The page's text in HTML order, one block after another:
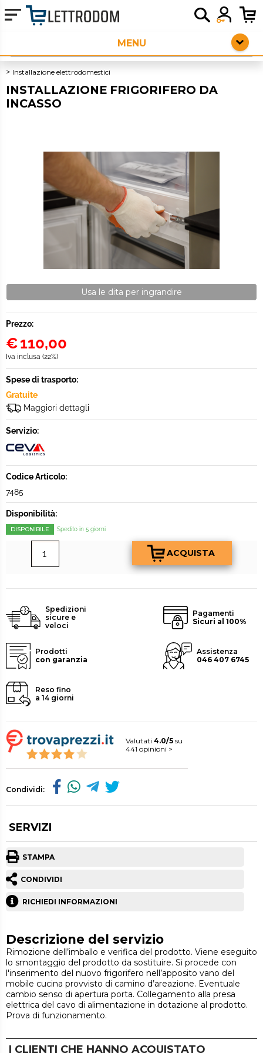
HOME PAGE
ELETTRODOMESTICI DA INCASSO
ELETTRODOMESTICI LIBERA INSTALLAZIONE
OUTLET
Installazione elettrodomestici
INSTALLAZIONE FRIGORIFERO DA
INCASSO
Usa le dita per ingrandire
Prezzo:
€110,00
Iva inclusa (22%)
Spese di trasporto:
Gratuite
Maggiori dettagli
Servizio:
Codice Articolo:
7485
Disponibilità:
DISPONIBILE Spedito in 5 giorni
Spedizioni
sicure e
veloci
Pagamenti
Sicuri al 100%
Prodotti
con garanzia
Assistenza
046 407 6745
Reso fino
a 14 giorni
Valutati 4.0/5 su
441 opinioni >
Condividi:
SERVIZI
STAMPA
CONDIVIDI
RICHIEDI INFORMAZIONI
Descrizione del servizio
Rimozione dell’imballo e verifica del prodotto. Viene eseguito
lo smontaggio del prodotto da sostituire. Si procede con
l'inserimento del nuovo frigorifero nell’apposito vano del
mobile cucina provvisto di camino d’areazione. Eventuale
cambio senso di apertura porta. Collegamento alla presa
elettrica del cavo di alimentazione in dotazione al prodotto.
Prova di funzionamento.
I CLIENTI CHE HANNO ACQUISTATO